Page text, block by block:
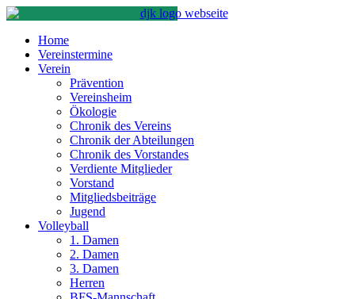
Home
Vereinstermine
Verein
Prävention
Vereinsheim
Ökologie
Chronik des Vereins
Chronik der Abteilungen
Chronik des Vorstandes
Verdiente Mitglieder
Vorstand
Mitgliedsbeiträge
Jugend
Volleyball
1. Damen
2. Damen
3. Damen
Herren